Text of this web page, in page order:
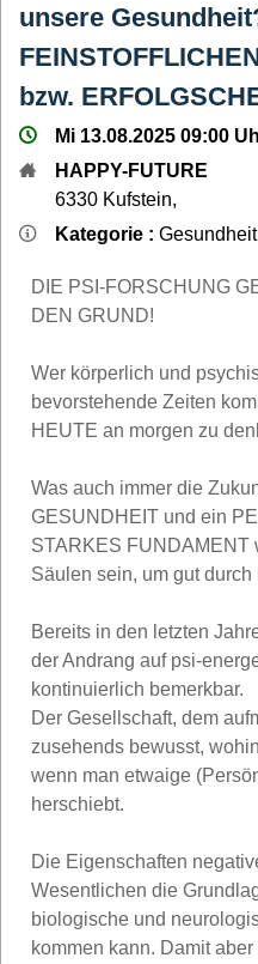
unsere
bzw.
Mi 13.08.2025 09:00
HAPPY-FUTURE
6330 Kufstein,
Kategorie :
DIE PSI-FORSCHUNG
DEN GRUND!
Wer körperlich und
bevorstehende Zeiten
HEUTE an morgen zu
Was auch immer die
GESUNDHEIT und ein
STARKES FUNDAMENT
Säulen sein, um gut
Bereits in den letzten
der Andrang auf psi-
kontinuierlich bemerkbar.
Der Gesellschaft, dem
zusehends bewusst,
wenn man etwaige
herschiebt.
Die Eigenschaften
Wesentlichen die
biologische und
kommen kann. Damit